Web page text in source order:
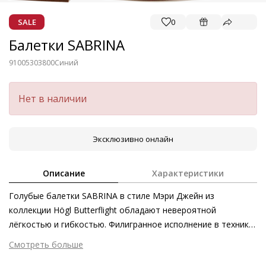
SALE 0
Балетки SABRINA
91005303800Синий
Нет в наличии
Эксклюзивно онлайн
Описание Характеристики
Голубые балетки SABRINA в стиле Мэри Джейн из
коллекции Högl Butterflight обладают невероятной
лёгкостью и гибкостью. Филигранное исполнение в технике
«сакетто» обеспечивает высочайшее качество и
первоклассный уровень комфорта. Инновационная
Смотреть больше